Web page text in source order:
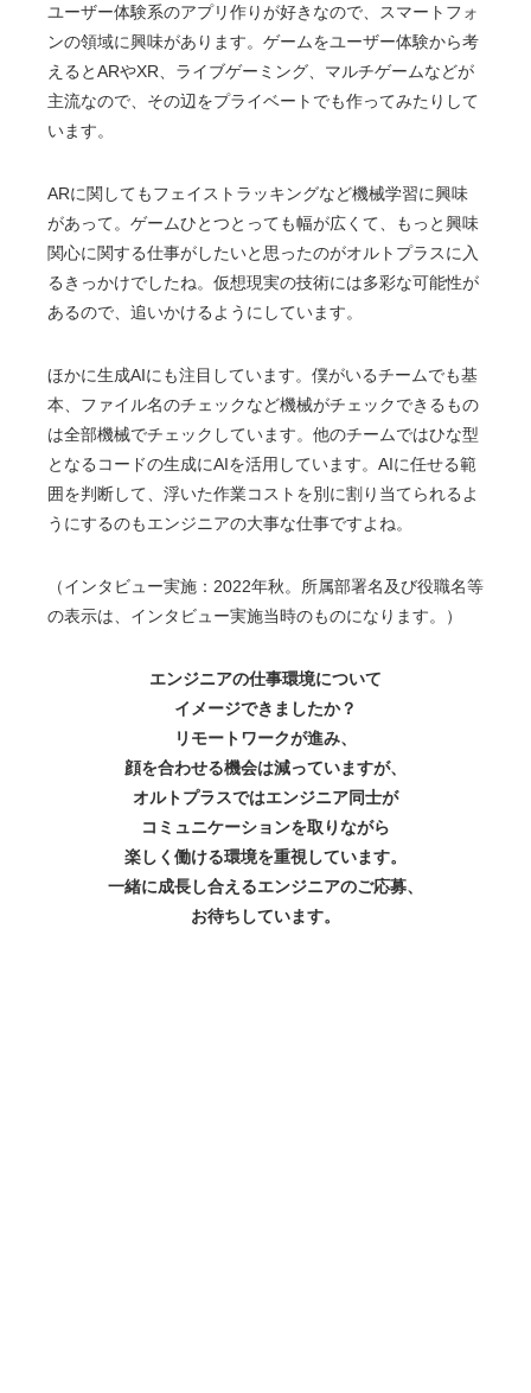
ユーザー体験系のアプリ作りが好きなので、スマートフォ
ンの領域に興味があります。ゲームをユーザー体験から考
えるとARやXR、ライブゲーミング、マルチゲームなどが
主流なので、その辺をプライベートでも作ってみたりして
います。
ARに関してもフェイストラッキングなど機械学習に興味
があって。ゲームひとつとっても幅が広くて、もっと興味
関心に関する仕事がしたいと思ったのがオルトプラスに入
るきっかけでしたね。仮想現実の技術には多彩な可能性が
あるので、追いかけるようにしています。
ほかに生成AIにも注目しています。僕がいるチームでも基
本、ファイル名のチェックなど機械がチェックできるもの
は全部機械でチェックしています。他のチームではひな型
となるコードの生成にAIを活用しています。AIに任せる範
囲を判断して、浮いた作業コストを別に割り当てられるよ
うにするのもエンジニアの大事な仕事ですよね。
（インタビュー実施：2022年秋。所属部署名及び役職名等
の表示は、インタビュー実施当時のものになります。）
エンジニアの仕事環境について
イメージできましたか？
リモートワークが進み、
顔を合わせる機会は減っていますが、
オルトプラスではエンジニア同士が
コミュニケーションを取りながら
楽しく働ける環境を重視しています。
一緒に成長し合えるエンジニアのご応募、
お待ちしています。